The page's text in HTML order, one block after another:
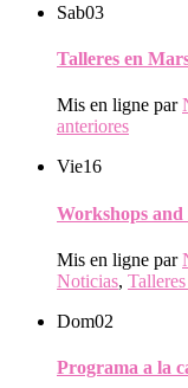
Sab03
Talleres en
Mis en ligne par
anteriores
Vie16
Workshops
Mis en ligne par
Noticias,
Dom02
Programa a la